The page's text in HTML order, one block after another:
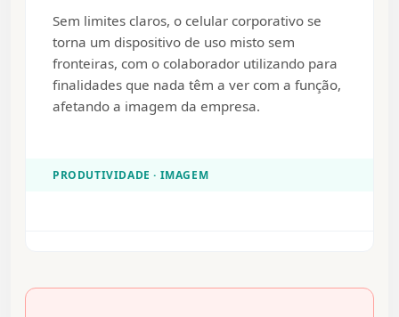
Sem limites claros, o celular corporativo se
torna um dispositivo de uso misto sem
fronteiras, com o colaborador utilizando para
finalidades que nada têm a ver com a função,
afetando a imagem da empresa.
PRODUTIVIDADE · IMAGEM